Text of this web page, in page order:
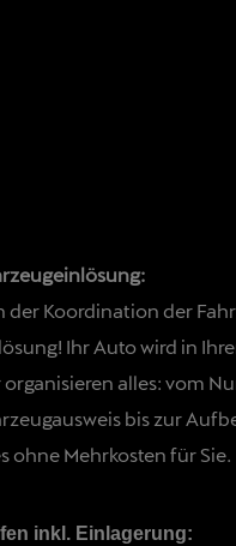
der Koordination der
Ihr Auto wird in
organisieren alles: vom
bis zur
ohne Mehrkosten für Sie.
inkl. Einlagerung: